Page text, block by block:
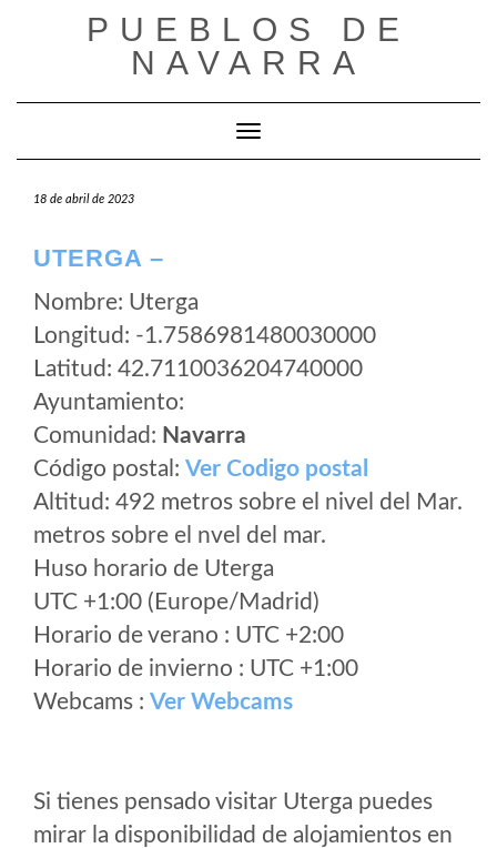
PUEBLOS DE
NAVARRA
Cambiar modo de navegación
18 de abril de 2023
UTERGA –
Nombre: Uterga
Longitud: -1.7586981480030000
Latitud: 42.7110036204740000
Ayuntamiento:
Comunidad: Navarra
Código postal: Ver Codigo postal
Altitud: 492 metros sobre el nivel del Mar.
metros sobre el nvel del mar.
Huso horario de Uterga
UTC +1:00 (Europe/Madrid)
Horario de verano : UTC +2:00
Horario de invierno : UTC +1:00
Webcams : Ver Webcams
Si tienes pensado visitar Uterga puedes
mirar la disponibilidad de alojamientos en